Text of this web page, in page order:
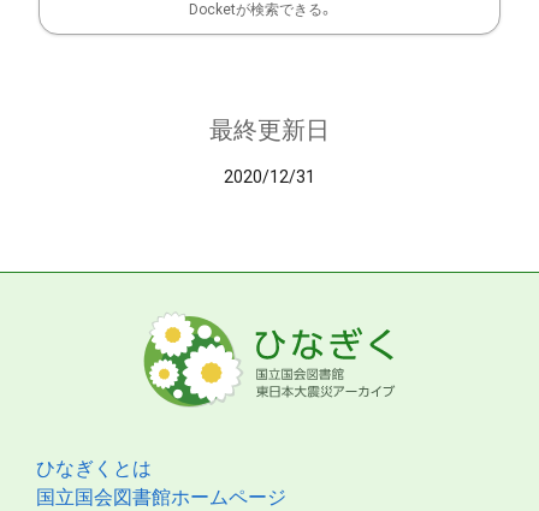
Docketが検索できる。
最終更新日
2020/12/31
ひなぎくとは
国立国会図書館ホームページ